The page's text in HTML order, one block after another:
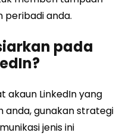
peribadi anda.
pada
akaun LinkedIn yang
anda, gunakan strategi
jenis ini